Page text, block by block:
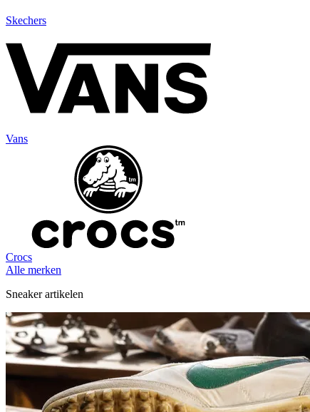
Skechers
Vans
Crocs
Alle merken
Sneaker artikelen